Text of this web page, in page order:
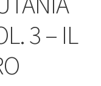
3 – IL